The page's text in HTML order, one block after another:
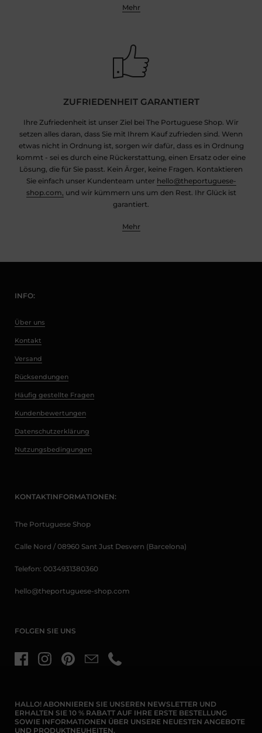
Mehr
ZUFRIEDENHEIT GARANTIERT
Ihre Zufriedenheit ist unser Ziel bei The Portuguese Shop. Wir
setzen alles daran, dass Sie mit Ihrem Kauf zufrieden sind. Wenn
etwas nicht in Ordnung ist, sorgen wir dafür, dass es in Ordnung
kommt - sei es durch eine Rückerstattung, einen Ersatz oder eine
Lösung, die für Sie passt. Kein Ärger, keine Fragen. Kontaktieren
Sie einfach unser Kundenteam unter hello@theportuguese-
shop.com, und wir kümmern uns um den Rest. Ihr Glück ist
garantiert.
Mehr
INFO:
Über uns
Kontakt
Versand
Rücksendungen
Häufig gestellte Fragen
Kundenbewertungen
Datenschutzerklärung
Nutzungsbedingungen
KONTAKTINFORMATIONEN:
The Portuguese Shop
Calle Nord / 08960 Sant Just Desvern (Barcelona)
Telefon: 0034931380360
hello@theportuguese-shop.com
FOLGEN SIE UNS
FacebookInstagramPinterestE-Mail Telefon
HALLO! ABONNIEREN SIE UNSEREN NEWSLETTER UND
ERHALTEN SIE 10 % RABATT AUF IHRE ERSTE BESTELLUNG
SOWIE INFORMATIONEN ÜBER UNSERE NEUESTEN ANGEBOTE
UND PRODUKTNEUHEITEN.